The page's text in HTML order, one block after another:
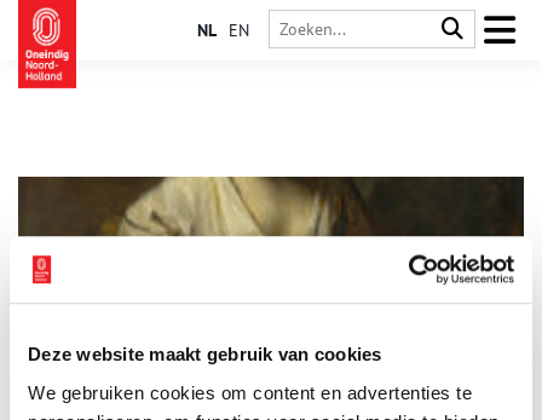
Deze website maakt gebruik van cookies
We gebruiken cookies om content en advertenties te
NL EN
Hendrickje kwam als dienstbode in de huishouding van